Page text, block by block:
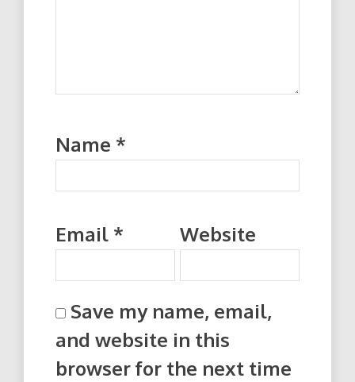
Name *
Email * Website
Save my name, email,
and website in this
browser for the next time